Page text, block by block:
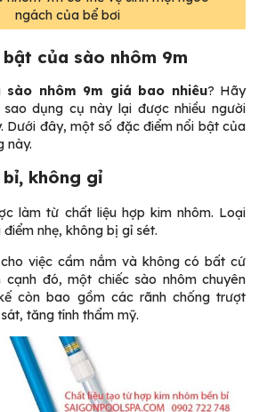
ngách của bể bơi
của sào nhôm 9m
sào nhôm 9m giá bao nhiêu? Hãy
dụng cụ này lại được nhiều người
Dưới đây, một số đặc điểm nổi bật của
này.
bỉ, không gỉ
làm từ chất liệu hợp kim nhôm. Loại
nhẹ, không bị gỉ sét.
việc cầm nắm và không có bất cứ
cạnh đó, một chiếc sào nhôm chuyên
còn bao gồm các rãnh chống trượt
tăng tính thẩm mỹ.